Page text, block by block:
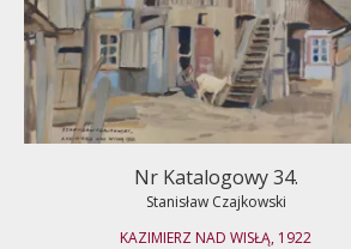
Nr Katalogowy 34.
Stanisław Czajkowski
KAZIMIERZ NAD WISŁĄ, 1922